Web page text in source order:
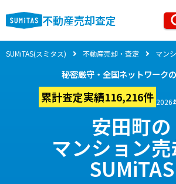
不動産売却査定
SUMiTAS(スミタス) 不動産売却・査定 マン
秘密厳守・全国ネットワーク
累計査定実績116,216件 2026
安田町の
マンション
SUMiTAS